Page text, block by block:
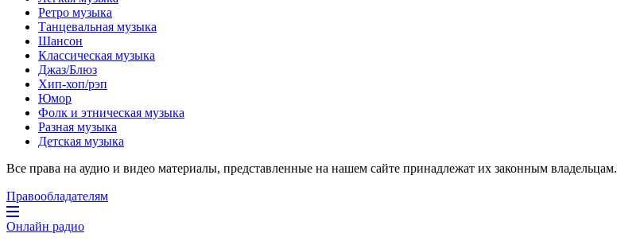
Ретро музыка
Танцевальная музыка
Шансон
Классическая музыка
Джаз/Блюз
Хип-хоп/рэп
Юмор
Фолк и этническая музыка
Разная музыка
Детская музыка
Все права на аудио и видео материалы, представленные на нашем сайте принадлежат их законным владельцам.
Правообладателям
Онлайн радио